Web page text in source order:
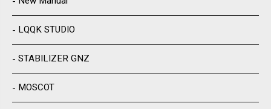
LQQK STUDIO
STABILIZER GNZ
MOSCOT